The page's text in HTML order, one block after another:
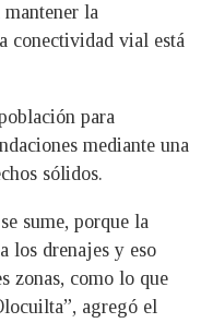
mantener la
conectividad vial está
para
mediante una
sólidos.
sume, porque la
los drenajes y eso
zonas, como lo que
agregó el